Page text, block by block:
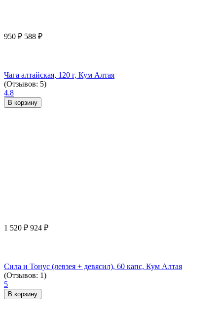
950 ₽ 588 ₽
Чага алтайская, 120 г, Кум Алтая
(Отзывов: 5)
4.8
В корзину
1 520 ₽ 924 ₽
Сила и Тонус (левзея + девясил), 60 капс, Кум Алтая
(Отзывов: 1)
5
В корзину